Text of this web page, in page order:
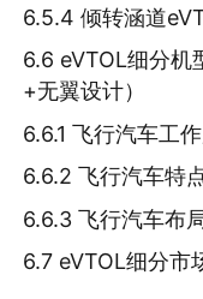
6.5.4 倾转涵道
6.6 eVTOL细分机
+无翼设计）
6.6.1 飞行汽车工
6.6.2 飞行汽车特
6.6.3 飞行汽车布
6.7 eVTOL细分市